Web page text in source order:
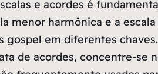
e acordes é
menor harmônica e a
gospel em diferentes chaves.
de acordes, concentre-se